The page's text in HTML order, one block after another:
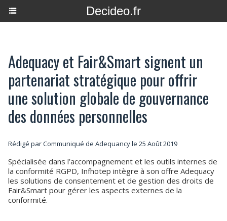
Decideo.fr
Adequacy et Fair&Smart signent un
partenariat stratégique pour offrir
une solution globale de gouvernance
des données personnelles
Rédigé par Communiqué de Adequancy le 25 Août 2019
Spécialisée dans l’accompagnement et les outils internes de
la conformité RGPD, Infhotep intègre à son offre Adequacy
les solutions de consentement et de gestion des droits de
Fair&Smart pour gérer les aspects externes de la
conformité.